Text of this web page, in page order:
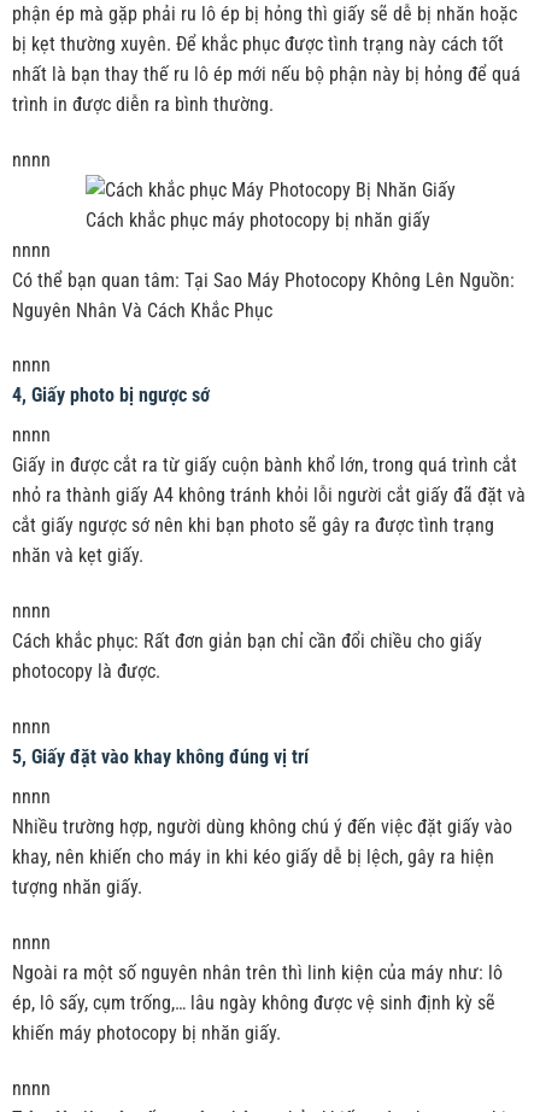
phận ép mà gặp phải ru lô ép bị hỏng thì giấy sẽ dễ bị nhăn hoặc
bị kẹt thường xuyên. Để khắc phục được tình trạng này cách tốt
nhất là bạn thay thế ru lô ép mới nếu bộ phận này bị hỏng để quá
trình in được diễn ra bình thường.
nnnn
Cách khắc phục máy photocopy bị nhăn giấy
nnnn
Có thể bạn quan tâm: Tại Sao Máy Photocopy Không Lên Nguồn:
Nguyên Nhân Và Cách Khắc Phục
nnnn
4, Giấy photo bị ngược sớ
nnnn
Giấy in được cắt ra từ giấy cuộn bành khổ lớn, trong quá trình cắt
nhỏ ra thành giấy A4 không tránh khỏi lỗi người cắt giấy đã đặt và
cắt giấy ngược sớ nên khi bạn photo sẽ gây ra được tình trạng
nhăn và kẹt giấy.
nnnn
Cách khắc phục: Rất đơn giản bạn chỉ cần đổi chiều cho giấy
photocopy là được.
nnnn
5, Giấy đặt vào khay không đúng vị trí
nnnn
Nhiều trường hợp, người dùng không chú ý đến việc đặt giấy vào
khay, nên khiến cho máy in khi kéo giấy dễ bị lệch, gây ra hiện
tượng nhăn giấy.
nnnn
Ngoài ra một số nguyên nhân trên thì linh kiện của máy như: lô
ép, lô sấy, cụm trống,… lâu ngày không được vệ sinh định kỳ sẽ
khiến máy photocopy bị nhăn giấy.
nnnn